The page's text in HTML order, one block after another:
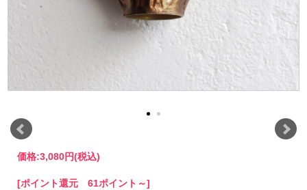
価格:3,080円(税込)
[ポイント還元 61ポイント～]